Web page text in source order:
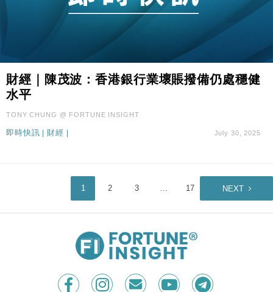
財經｜陳茂波：香港銀行業壞賬撥備仍處穩健
水平
TONY CHUNG @ FORTUNE INSIGHT
即時快訊 | 財經 | July 30, 2025
1 2 3 17 NEXT